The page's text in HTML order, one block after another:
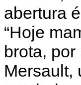
abertura
“Hoje
brota,
Mersault,